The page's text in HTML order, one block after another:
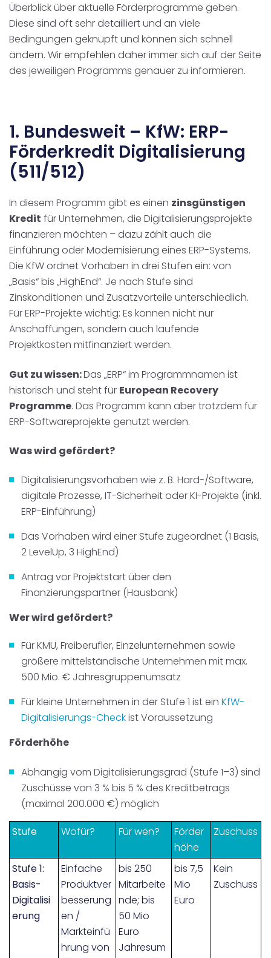
Überblick über aktuelle Förderprogramme geben.
Diese sind oft sehr detailliert und an viele
Bedingungen geknüpft und können sich schnell
ändern. Wir empfehlen daher immer sich auf der Seite
des jeweiligen Programms genauer zu informieren.
1. Bundesweit – KfW: ERP-
Förderkredit Digitalisierung
(511/512)
In diesem Programm gibt es einen zinsgünstigen
Kredit für Unternehmen, die Digitalisierungsprojekte
finanzieren möchten – dazu zählt auch die
Einführung oder Modernisierung eines ERP-Systems.
Die KfW ordnet Vorhaben in drei Stufen ein: von
„Basis“ bis „HighEnd“. Je nach Stufe sind
Zinskonditionen und Zusatzvorteile unterschiedlich.
Für ERP-Projekte wichtig: Es können nicht nur
Anschaffungen, sondern auch laufende
Projektkosten mitfinanziert werden.
Gut zu wissen:Das „ERP“ im Programmnamen ist
historisch und steht für European Recovery
Programme. Das Programm kann aber trotzdem für
ERP-Softwareprojekte genutzt werden.
Was wird gefördert?
Digitalisierungsvorhaben wie z. B. Hard-/Software,
digitale Prozesse, IT-Sicherheit oder KI-Projekte (inkl.
ERP-Einführung)
Das Vorhaben wird einer Stufe zugeordnet (1 Basis,
2 LevelUp, 3 HighEnd)
Antrag vor Projektstart über den
Finanzierungspartner (Hausbank)
Wer wird gefördert?
Für KMU, Freiberufler, Einzelunternehmen sowie
größere mittelständische Unternehmen mit max.
500 Mio. € Jahresgruppenumsatz
Für kleine Unternehmen in der Stufe 1 ist einKfW-
Digitalisierungs-Checkist Voraussetzung
Förderhöhe
Abhängig vom Digitalisierungsgrad (Stufe 1–3) sind
Zuschüsse von 3 % bis 5 % des Kreditbetrags
(maximal 200.000 €) möglich
Stufe
Wofür? Für wen?
Förder
höhe
Zuschuss
Stufe 1:
Basis-
Digitalisi
erung
Einfache
Produktver
besserung
en /
Markteinfü
hrung von
bis 250
Mitarbeite
nde; bis
50 Mio
Euro
Jahresum
bis 7,5
Mio
Euro
Kein
Zuschuss